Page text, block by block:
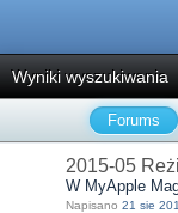
Wyniki wyszukiwania
Forums
2015-05
W MyApple
Napisano 21 sie